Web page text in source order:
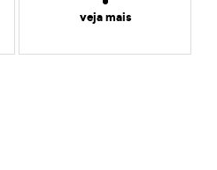
veja mais